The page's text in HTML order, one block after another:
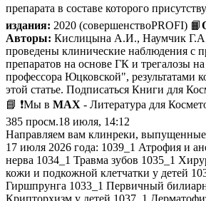
препарата в составе которого
издания: 2020 (совершенствоPROFI) 📙
Авторы: Кислицына А.И., Наумчик
проведены клинические наблюдения с
препаратов на основе ГК и трегалозы
профессора Юцковской", результатами
этой статье. Подписаться Книги для
📘 ❗️Мы в MAX - Литература для
385 просм.18 июля, 14:12
Направляем вам клинреки,
17 июля 2026 года: 1039_1 Атрофия и
нерва 1034_1 Травма зубов 1035_1
кожи и подкожной клетчатки у детей
Гиршпрунга 1033_1 Первичный
Крипторхизм у детей 1037_1